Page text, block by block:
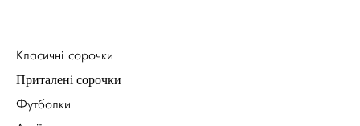
Класичні сорочки
Приталені сорочки
Футболки